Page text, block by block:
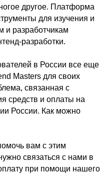
другое. Платформа
для изучения и
и разработчикам
разработки.
в России все еще
Masters для своих
связанная с
средств и оплаты на
России. Как можно
вам с этим
связаться с нами в
при помощи нашего